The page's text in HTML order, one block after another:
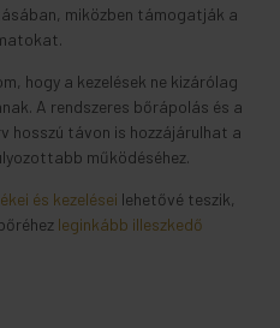
miközben támogatják a
hogy a kezelések ne kizárólag
A rendszeres bőrápolás és a
hosszú távon is hozzájárulhat a
működéséhez.
és kezelései lehetővé teszik,
leginkább illeszkedő